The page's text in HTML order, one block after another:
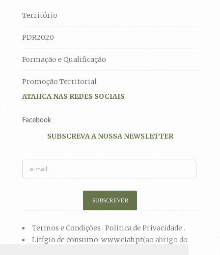
Território
PDR2020
Formação e Qualificação
Promoção Territorial
ATAHCA NAS REDES SOCIAIS
Facebook
SUBSCREVA A NOSSA NEWSLETTER
Termos e Condições . Politica de Privacidade .
Litígio de consumo: www.ciab.pt(ao abrigo do